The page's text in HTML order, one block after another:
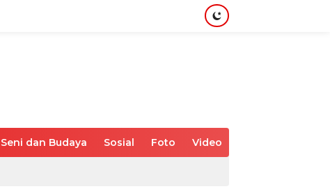
Seni dan Budaya Sosial Foto Video